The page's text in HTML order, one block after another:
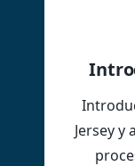
Jersey y